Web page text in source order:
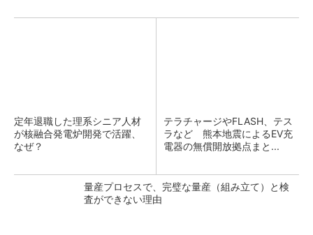
定年退職した理系シニア人材
が核融合発電炉開発で活躍、
なぜ？
テラチャージやFLASH、テス
ラなど 熊本地震によるEV充
電器の無償開放拠点まと...
量産プロセスで、完璧な量産（組み立て）と検
査ができない理由